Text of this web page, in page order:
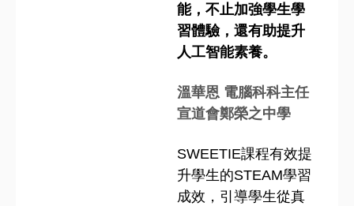
能，不止加強學生學
習體驗，還有助提升
人工智能素養。
溫華恩 電腦科科主任
宣道會鄭榮之中學
SWEETIE課程有效提
升學生的STEAM學習
成效，引導學生從真